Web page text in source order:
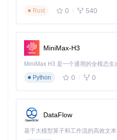
Rust
0 540
MiniMax-H3
Python
0 0
DataFlow
基于大模型算子和工作流的高效文